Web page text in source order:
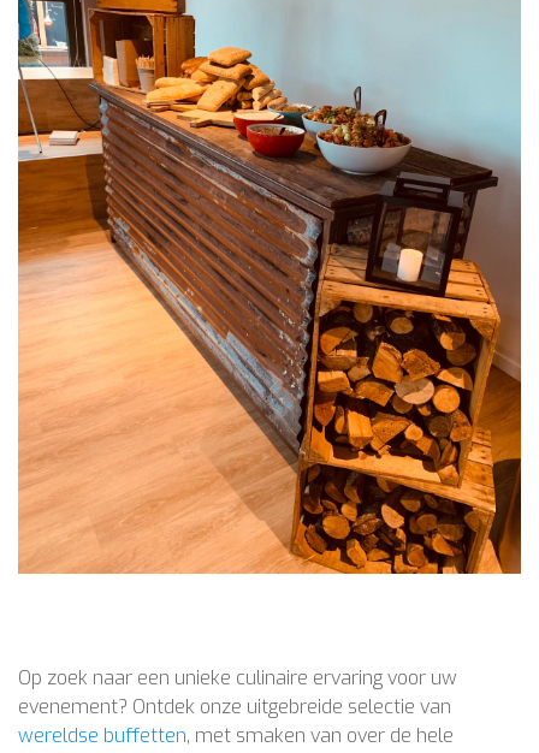
Op zoek naar een unieke culinaire ervaring voor uw
evenement? Ontdek onze uitgebreide selectie van
wereldse buffetten, met smaken van over de hele